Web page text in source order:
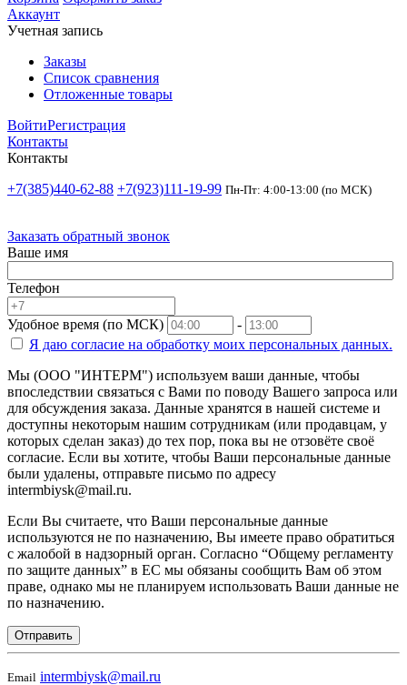
Аккаунт
Учетная запись
Заказы
Список сравнения
Отложенные товары
ВойтиРегистрация
Контакты
Контакты
+7(385)440-62-88 +7(923)111-19-99 Пн-Пт: 4:00-13:00 (по МСК)
Заказать обратный звонок
Ваше имя
Телефон
Удобное время (по МСК)
-
Я даю согласие на обработку моих персональных данных.
Мы (ООО "ИНТЕРМ") используем ваши данные, чтобы
впоследствии связаться с Вами по поводу Вашего запроса или
для обсуждения заказа. Данные хранятся в нашей системе и
доступны некоторым нашим сотрудникам (или продавцам, у
которых сделан заказ) до тех пор, пока вы не отзовёте своё
согласие. Если вы хотите, чтобы Ваши персональные данные
были удалены, отправьте письмо по адресу
intermbiysk@mail.ru.
Если Вы считаете, что Ваши персональные данные
используются не по назначению, Вы имеете право обратиться
с жалобой в надзорный орган. Согласно “Общему регламенту
по защите данных” в ЕС мы обязаны сообщить Вам об этом
праве, однако мы не планируем использовать Ваши данные не
по назначению.
Отправить
Email intermbiysk@mail.ru